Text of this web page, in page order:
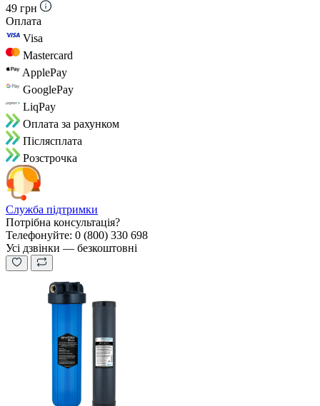
49 грн
Оплата
Visa
Mastercard
ApplePay
GooglePay
LiqPay
Оплата за рахунком
Пiслясплата
Розстрочка
Служба підтримки
Потрібна консультація?
Телефонуйте: 0 (800) 330 698
Усі дзвінки — безкоштовні